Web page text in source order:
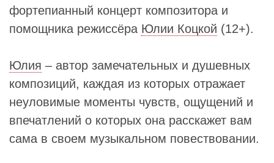
фортепианный концерт композитора и
помощника режиссёра Юлии Коцкой (12+).
Юлия – автор замечательных и душевных
композиций, каждая из которых отражает
неуловимые моменты чувств, ощущений и
впечатлений о которых она расскажет вам
сама в своем музыкальном повествовании.